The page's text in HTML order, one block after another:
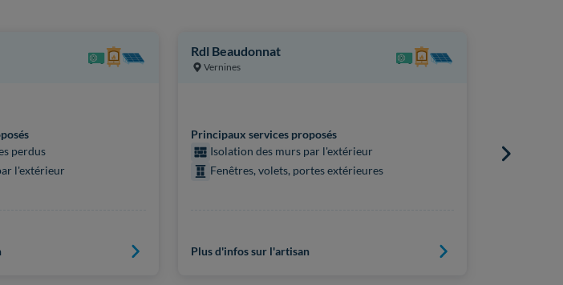
perdus
l'extérieur
Rdl Beaudonnat
Vernines
Principaux services proposés
Isolation des murs par l'extérieur
Fenêtres, volets, portes extérieures
Plus d'infos sur l'artisan